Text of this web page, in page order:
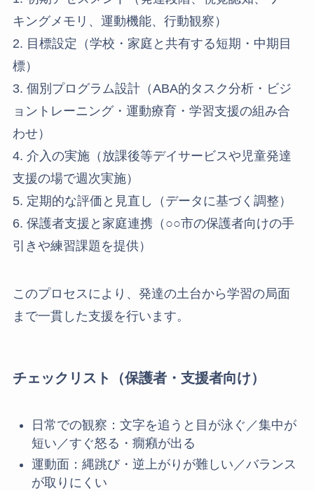
キングメモリ、運動機能、行動観察）
2. 目標設定（学校・家庭と共有する短期・中期目
標）
3. 個別プログラム設計（ABA的タスク分析・ビジ
ョントレーニング・運動療育・学習支援の組み合
わせ）
4. 介入の実施（放課後等デイサービスや児童発達
支援の場で週次実施）
5. 定期的な評価と見直し（データに基づく調整）
6. 保護者支援と家庭連携（○○市の保護者向けの手
引きや練習課題を提供）
このプロセスにより、発達の土台から学習の局面
まで一貫した支援を行います。
チェックリスト（保護者・支援者向け）
日常での観察：文字を追うと目が泳ぐ／集中が
短い／すぐ怒る・癇癪が出る
運動面：縄跳び・逆上がりが難しい／バランス
が取りにくい